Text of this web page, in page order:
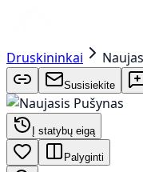
Druskininkai
Susisiekite
Į statybų eigą
Palyginti